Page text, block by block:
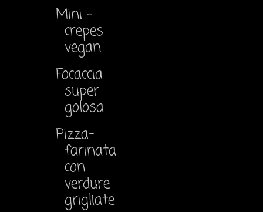
Mini -
crepes
vegan
Focaccia
super
golosa
Pizza-
farinata
con
verdure
grigliate